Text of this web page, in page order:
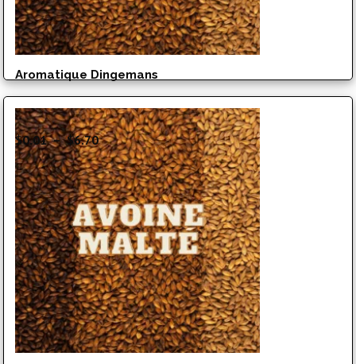
Aromatique Dingemans
$0.01 – $6.70Plage
de
prix :
$0.01
à
$6.70